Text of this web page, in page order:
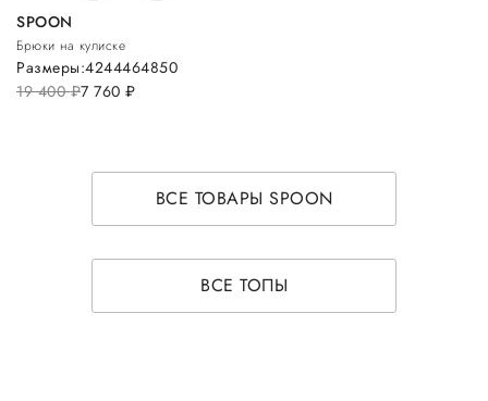
SPOON
Брюки на кулиске
19 400руб.7 760 руб.
Размеры:4244464850
ВСЕ ТОВАРЫ SPOON
ВСЕ ТОПЫ